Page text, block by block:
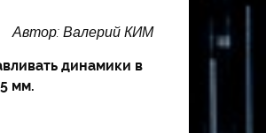
Автор: Валерий КИМ
динамики в
мм.